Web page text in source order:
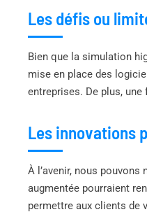
Les défis ou
Bien que la simulation
mise en place des
entreprises. De plus,
Les innovations
À l’avenir, nous
augmentée pourraient
permettre aux clients de